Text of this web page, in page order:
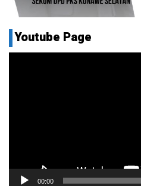
Youtube Page
00:00